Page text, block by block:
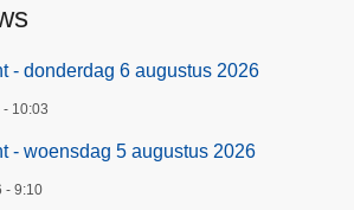
- donderdag 6 augustus 2026
- 10:03
- woensdag 5 augustus 2026
- 9:10